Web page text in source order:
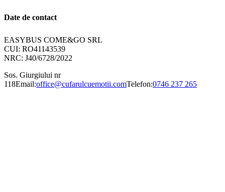
Date de contact
EASYBUS COME&GO SRL
CUI: RO41143539
NRC: J40/6728/2022
Sos. Giurgiului nr
118Email:office@cufarulcuemotii.comTelefon:0746 237 265